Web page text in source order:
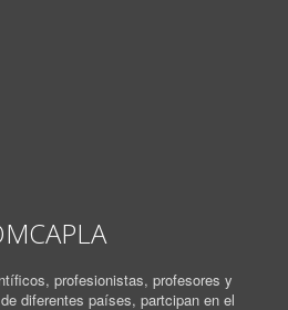
profesionistas, profesores y
diferentes países, partcipan en el